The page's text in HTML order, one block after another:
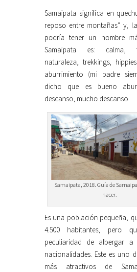
Samaipata significa en
reposo entre montañas” y,
podría tener un nombre
Samaipata es: calma,
naturaleza, trekkings,
aburrimiento (mi padre
dicho que es bueno
descanso, mucho descanso.
Samaipata, 2018. Guía de
hacer.
Es una población pequeña,
4.500 habitantes, pero
peculiaridad de albergar
nacionalidades. Este es uno
más atractivos de